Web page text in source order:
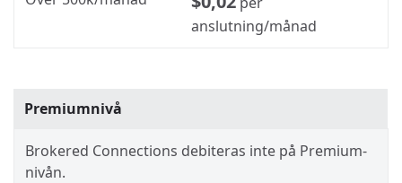
anslutning/månad
Premiumnivå
Brokered Connections debiteras inte på Premium-
nivån.